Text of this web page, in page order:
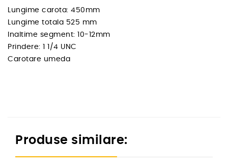
Lungime carota: 450mm
Lungime totala 525 mm
Inaltime segment: 10-12mm
Prindere: 1 1/4 UNC
Carotare umeda
Produse similare: